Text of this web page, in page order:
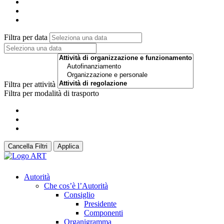
Filtra per data
Filtra per attività
Filtra per modalità di trasporto
Cancella Filtri Applica
Autorità
Che cos’è l’Autorità
Consiglio
Presidente
Componenti
Organigramma